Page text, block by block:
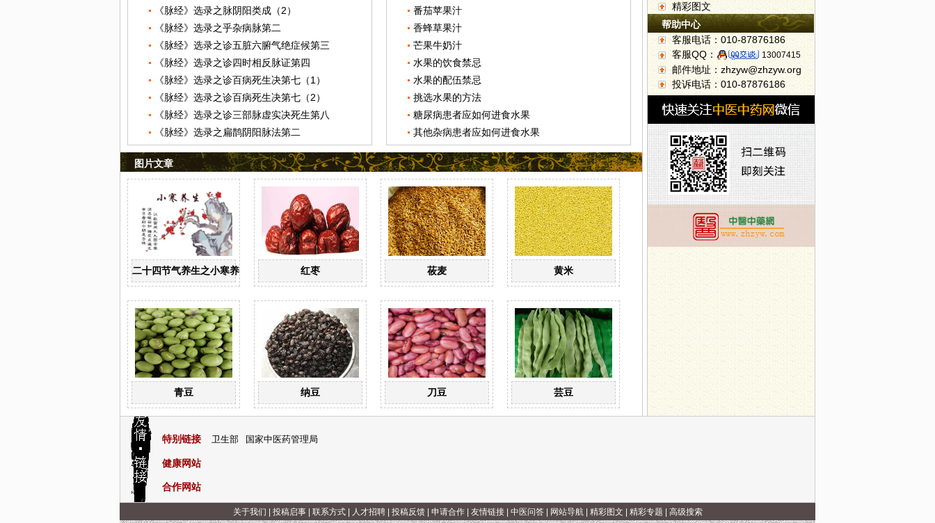
《脉经》选录之脉阴阳类成（2）
《脉经》选录之乎杂病脉第二
《脉经》选录之诊五脏六腑气绝症候第三
《脉经》选录之诊四时相反脉证第四
《脉经》选录之诊百病死生决第七（1）
《脉经》选录之诊百病死生决第七（2）
《脉经》选录之诊三部脉虚实决死生第八
《脉经》选录之扁鹊阴阳脉法第二
番茄苹果汁
香蜂草果汁
芒果牛奶汁
水果的饮食禁忌
水果的配伍禁忌
挑选水果的方法
糖尿病患者应如何进食水果
其他杂病患者应如何进食水果
图片文章
二十四节气养生之小寒养生 红枣 莜麦 黄米
青豆 纳豆 刀豆 芸豆
精彩图文
帮助中心
客服电话：010-87876186
客服QQ：
13007415
邮件地址：zhzyw@zhzyw.org
投诉电话：010-87876186
特别链接 卫生部 国家中医药管理局
健康网站
合作网站
关于我们 投稿启事| 联系方式| 人才招聘| 投稿反馈| 申请合作| 友情链接| 中医问答| 网站导航| 精彩图文 精彩专题 高级搜索